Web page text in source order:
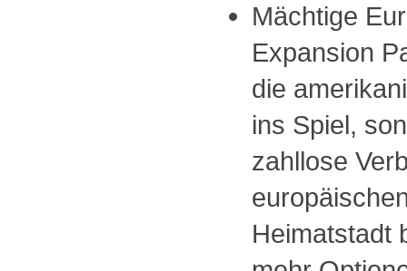
Mächtige
Expansion
die
ins Spiel,
zahllose
Heimatstadt